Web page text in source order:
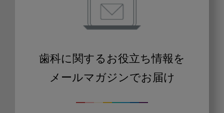
歯科に関するお役立ち情報を
メールマガジンでお届け